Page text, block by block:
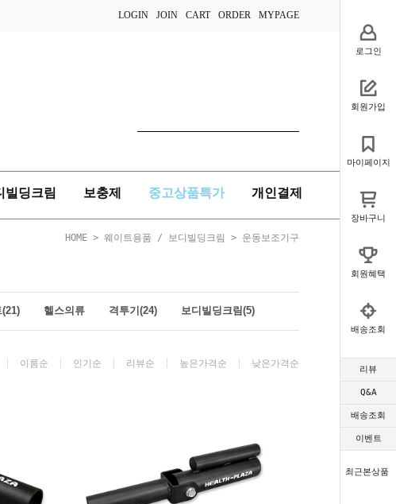
로그인
회원가입
마이페이지
장바구니
회원혜택
배송조회
리뷰
Q&A
배송조회
이벤트
최근본상품
LOGIN JOIN CART ORDER MYPAGE
빌딩크림 보충제 중고상품특가 개인결제
HOME > 웨이트용품 / 보디빌딩크림 > 운동보조기구
헬스의류 격투기(24) 보디빌딩크림(5)
이름순 인기순 리뷰순 높은가격순 낮은가격순